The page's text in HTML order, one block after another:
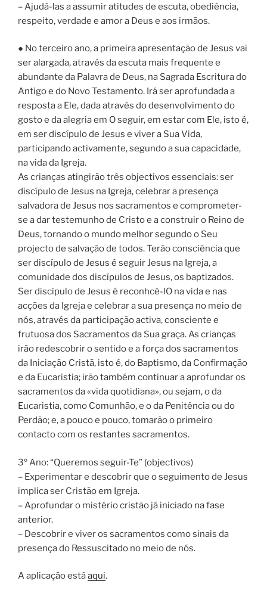
– Ajudá-las a assumir atitudes de escuta, obediência,
respeito, verdade e amor a Deus e aos irmãos.
● No terceiro ano, a primeira apresentação de Jesus vai
ser alargada, através da escuta mais frequente e
abundante da Palavra de Deus, na Sagrada Escritura do
Antigo e do Novo Testamento. Irá ser aprofundada a
resposta a Ele, dada através do desenvolvimento do
gosto e da alegria em O seguir, em estar com Ele, isto é,
em ser discípulo de Jesus e viver a Sua Vida,
participando activamente, segundo a sua capacidade,
na vida da Igreja.
As crianças atingirão três objectivos essenciais: ser
discípulo de Jesus na Igreja, celebrar a presença
salvadora de Jesus nos sacramentos e comprometer-
se a dar testemunho de Cristo e a construir o Reino de
Deus, tornando o mundo melhor segundo o Seu
projecto de salvação de todos. Terão consciência que
ser discípulo de Jesus é seguir Jesus na Igreja, a
comunidade dos discípulos de Jesus, os baptizados.
Ser discípulo de Jesus é reconhcê-lO na vida e nas
acções da Igreja e celebrar a sua presença no meio de
nós, através da participação activa, consciente e
frutuosa dos Sacramentos da Sua graça. As crianças
irão redescobrir o sentido e a força dos sacramentos
da Iniciação Cristã, isto é, do Baptismo, da Confirmação
e da Eucaristia; irão também continuar a aprofundar os
sacramentos da «vida quotidiana», ou sejam, o da
Eucaristia, como Comunhão, e o da Penitência ou do
Perdão; e, a pouco e pouco, tomarão o primeiro
contacto com os restantes sacramentos.
3º Ano: “Queremos seguir-Te” (objectivos)
– Experimentar e descobrir que o seguimento de Jesus
implica ser Cristão em Igreja.
– Aprofundar o mistério cristão já iniciado na fase
anterior.
– Descobrir e viver os sacramentos como sinais da
presença do Ressuscitado no meio de nós.
A aplicação estáaqui.